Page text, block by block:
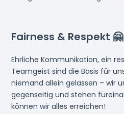
Fairness & Respekt 🤗
Ehrliche Kommunikation, ein
Teamgeist sind die Basis für
niemand allein gelassen – wir
gegenseitig und stehen
können wir alles erreichen!